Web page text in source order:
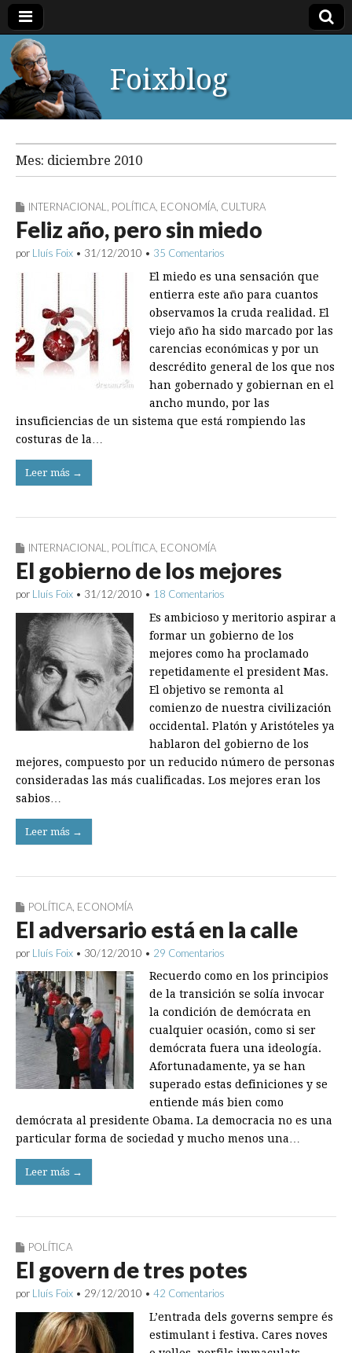
Foixblog
Mes: diciembre 2010
INTERNACIONAL POLÍTICA ECONOMÍA CULTURA
Feliz año, pero sin miedo
por Lluís Foix • 31/12/2010 • 35 Comentarios
El miedo es una sensación que
entierra este año para cuantos
observamos la cruda realidad. El
viejo año ha sido marcado por las
carencias económicas y por un
descrédito general de los que nos
han gobernado y gobiernan en el
ancho mundo, por las
insuficiencias de un sistema que está rompiendo las
costuras de la…
Leer más →
INTERNACIONAL POLÍTICA ECONOMÍA
El gobierno de los mejores
por Lluís Foix • 31/12/2010 • 18 Comentarios
Es ambicioso y meritorio aspirar a
formar un gobierno de los
mejores como ha proclamado
repetidamente el president Mas.
El objetivo se remonta al
comienzo de nuestra civilización
occidental. Platón y Aristóteles ya
hablaron del gobierno de los
mejores, compuesto por un reducido número de personas
consideradas las más cualificadas. Los mejores eran los
sabios…
Leer más →
POLÍTICA ECONOMÍA
El adversario está en la calle
por Lluís Foix • 30/12/2010 • 29 Comentarios
Recuerdo como en los principios
de la transición se solía invocar
la condición de demócrata en
cualquier ocasión, como si ser
demócrata fuera una ideología.
Afortunadamente, ya se han
superado estas definiciones y se
entiende más bien como
demócrata al presidente Obama. La democracia no es una
particular forma de sociedad y mucho menos una…
Leer más →
POLÍTICA
El govern de tres potes
por Lluís Foix • 29/12/2010 • 42 Comentarios
L’entrada dels governs sempre és
estimulant i festiva. Cares noves